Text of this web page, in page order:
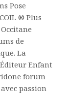
Pose
® Plus
de
La
Enfant
forum
passion